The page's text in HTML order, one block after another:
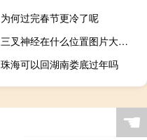
为何过完春节更冷了呢
三叉神经在什么位置图片大全（三叉神经在什么位置）
珠海可以回湖南娄底过年吗
☚